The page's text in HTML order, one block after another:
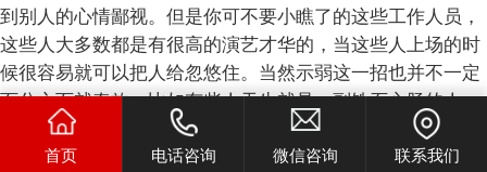
到别人的心情鄙视。但是你可不要小瞧了的这些工作人员，
这些人大多数都是有很高的演艺才华的，当这些人上场的时
候很容易就可以把人给忽悠住。当然示弱这一招也并不一定
百分之百就奏效，比如有些人天生就是一副铁石心肠的人，
你说你惨人家还说我比你更惨，遇到这种人示弱是没有多少
实际的意义。
首页 电话咨询 微信咨询 联系我们